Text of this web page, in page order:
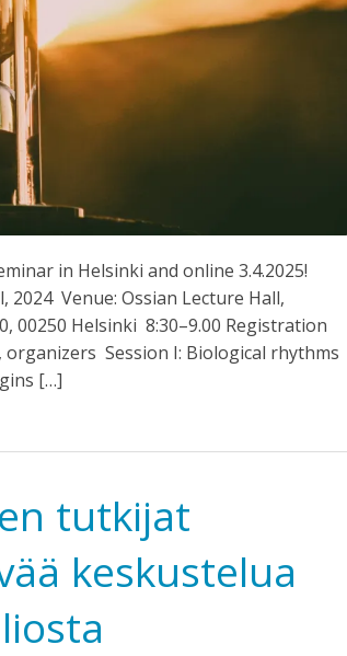
in Helsinki and online 3.4.2025!
2024 Venue: Ossian Lecture Hall,
00250 Helsinki 8:30–9.00 Registration
Session I: Biological rhythms
[…]
tutkijat
keskustelua